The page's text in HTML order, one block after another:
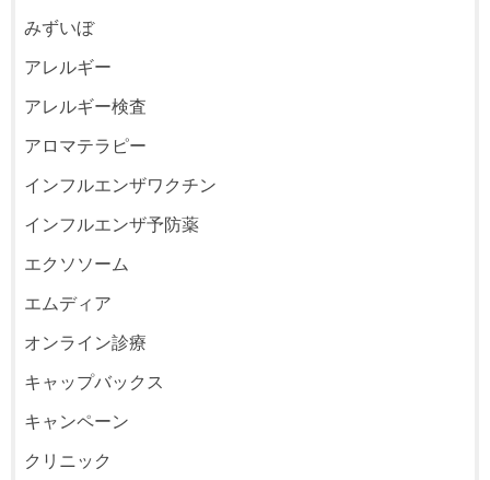
みずいぼ
アレルギー
アレルギー検査
アロマテラピー
インフルエンザワクチン
インフルエンザ予防薬
エクソソーム
エムディア
オンライン診療
キャップバックス
キャンペーン
クリニック